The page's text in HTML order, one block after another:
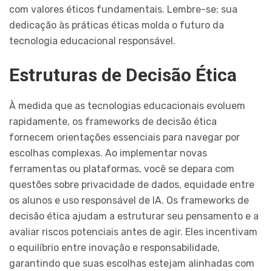
com valores éticos fundamentais. Lembre-se: sua
dedicação às práticas éticas molda o futuro da
tecnologia educacional responsável.
Estruturas de Decisão Ética
À medida que as tecnologias educacionais evoluem
rapidamente, os frameworks de decisão ética
fornecem orientações essenciais para navegar por
escolhas complexas. Ao implementar novas
ferramentas ou plataformas, você se depara com
questões sobre privacidade de dados, equidade entre
os alunos e uso responsável de IA. Os frameworks de
decisão ética ajudam a estruturar seu pensamento e a
avaliar riscos potenciais antes de agir. Eles incentivam
o equilíbrio entre inovação e responsabilidade,
garantindo que suas escolhas estejam alinhadas com